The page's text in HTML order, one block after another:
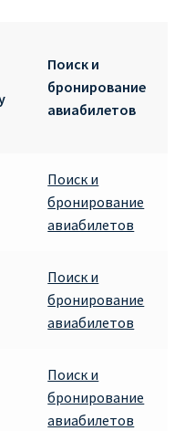
PASS
Поиск и
бронирование
авиабилетов
Поиск и
бронирование
авиабилетов
Поиск и
бронирование
авиабилетов
Поиск и
бронирование
авиабилетов